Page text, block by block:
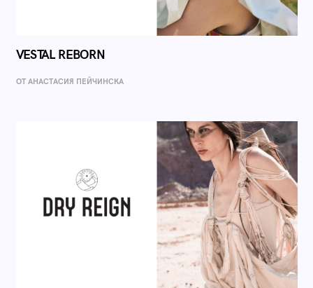
VESTAL REBORN
ОТ AНАСТАСИЯ ПЕЙЧИНСКА